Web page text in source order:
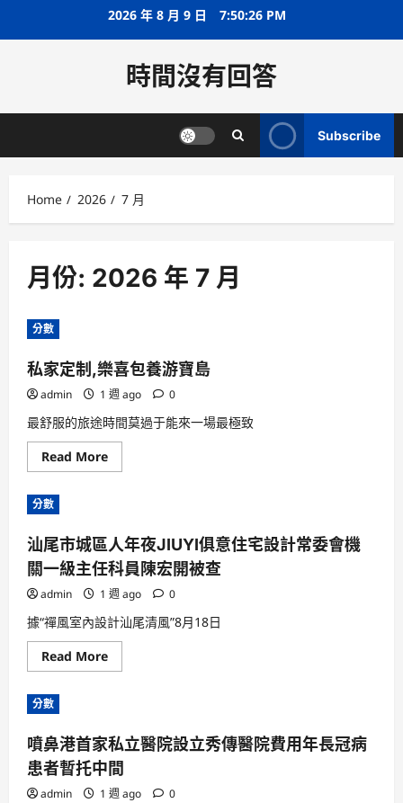
2026 年 8 月 9 日 7:50:26 PM
時間沒有回答
Subscribe
Home 2026 7 月
月份: 2026 年 7 月
分數
私家定制,樂喜包養游寶島
admin 1 週 ago 0
最舒服的旅途時間莫過于能來一場最極致
Read MoreRead
more
樂
喜
包
養
游
島
分數
汕尾市城區人年夜JIUYI俱意住宅設計常委會機
關一級主任科員陳宏開被查
admin 1 週 ago 0
據“禪風室內設計汕尾清風”8月18日
Read MoreRead
more
區
人
年
夜
JIUYI
分數
噴鼻港首家私立醫院設立秀傳醫院費用年長冠病
患者暫托中間
admin 1 週 ago 0